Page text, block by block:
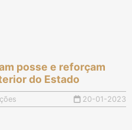
posse e reforçam
do Estado
20-01-2023